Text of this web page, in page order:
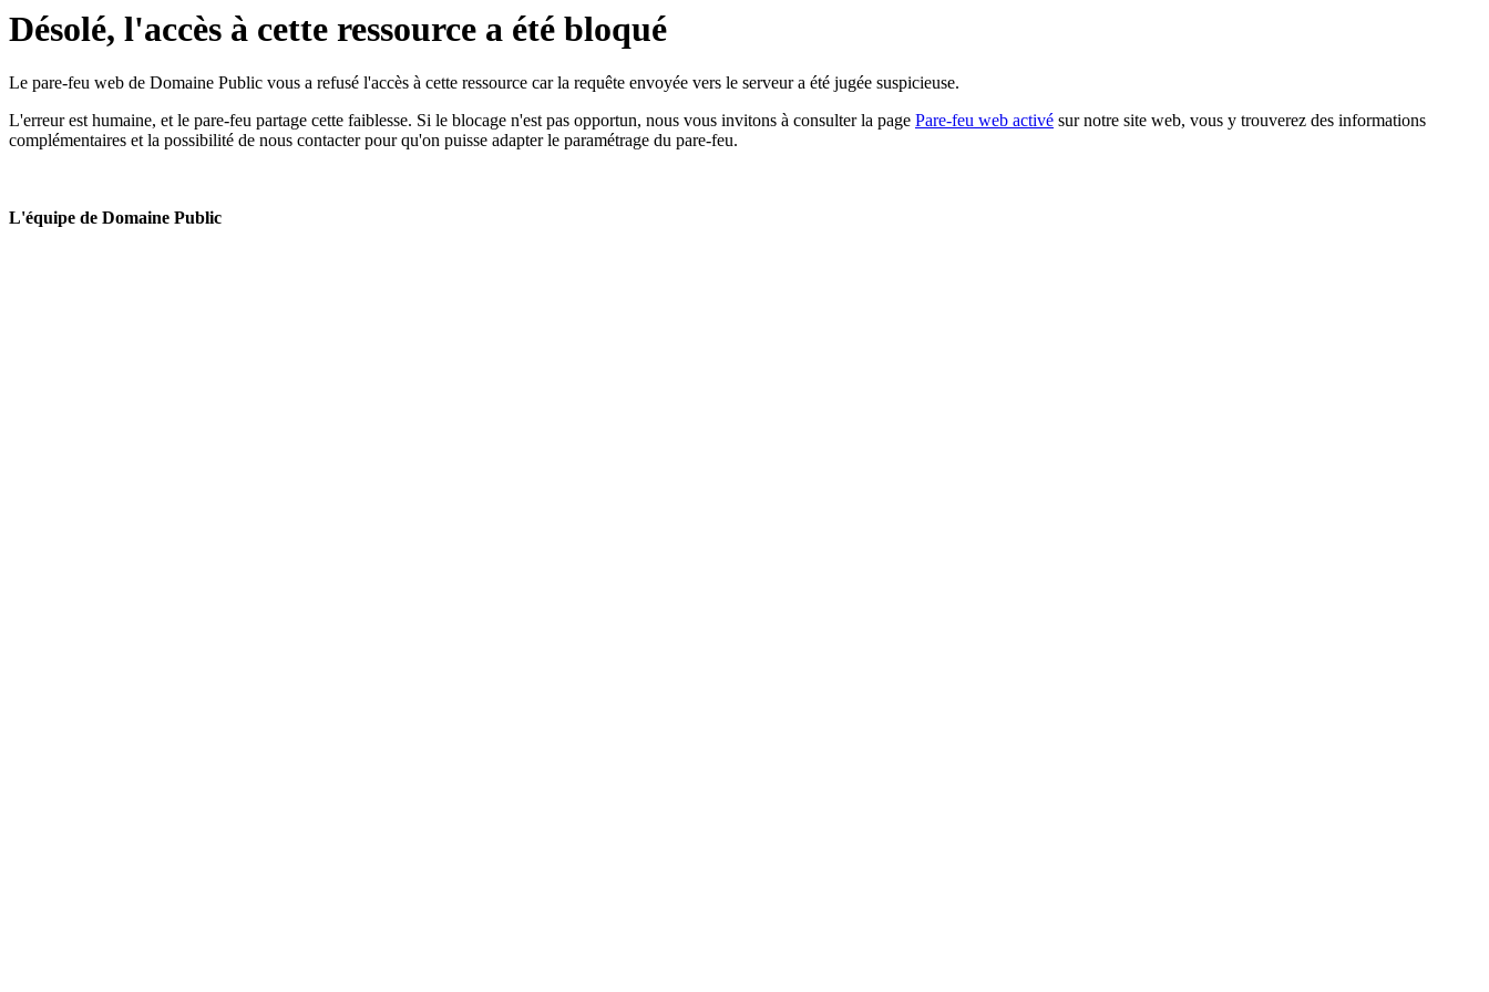
Désolé, l'accès à cette ressource a été bloqué
Le pare-feu web de Domaine Public vous a refusé l'accès à cette ressource car la requête envoyée vers le serveur a été jugée suspicieuse.
L'erreur est humaine, et le pare-feu partage cette faiblesse. Si le blocage n'est pas opportun, nous vous invitons à consulter la page Pare-feu web activé sur notre site web, vous y trouverez des informations
complémentaires et la possibilité de nous contacter pour qu'on puisse adapter le paramétrage du pare-feu.
L'équipe de Domaine Public